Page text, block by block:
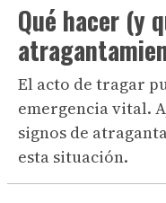
Qué hacer (y
El acto de tragar
emergencia vital.
signos de
esta situación.